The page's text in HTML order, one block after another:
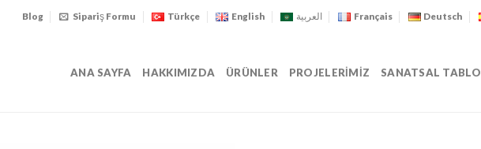
Blog Sipariş Formu Türkçe English العربية Français Deutsch
ANA SAYFA HAKKIMIZDA ÜRÜNLER PROJELERIMIZ SANATSAL TABLO